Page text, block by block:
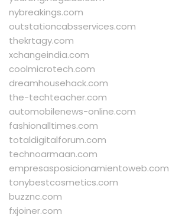
nybreakings.com
outstationcabsservices.com
thekrtagy.com
xchangeindia.com
coolmicrotech.com
dreamhousehack.com
the-techteacher.com
automobilenews-online.com
fashionalltimes.com
totaldigitalforum.com
technoarmaan.com
empresasposicionamientoweb.com
tonybestcosmetics.com
buzznc.com
fxjoiner.com